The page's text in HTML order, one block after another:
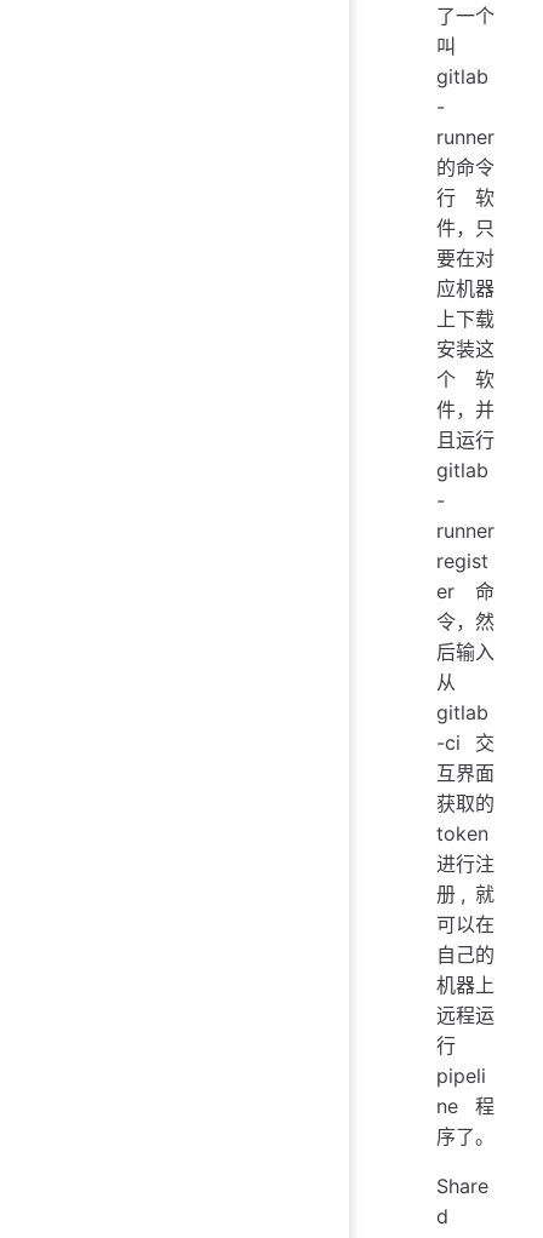
了一个
叫
gitlab
-
runner
的命令
行软
件，只
要在对
应机器
上下载
安装这
个软
件，并
且运行
gitlab
-
runner
regist
er命
令，然
后输入
从
gitlab
-ci交
互界面
获取的
token
进行注
册, 就
可以在
自己的
机器上
远程运
行
pipeli
ne程
序了。
Share
d